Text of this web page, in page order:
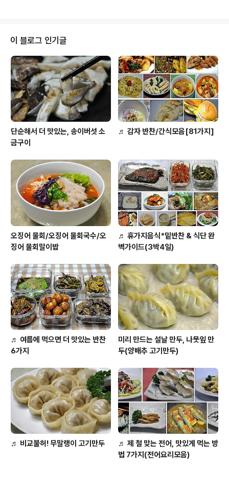
은소금2분의1티스푼, 녹말가루 3~4수저) 마늘쫑은 양족
끝을 잘라버리고, 대략 5센치정도의 길이로 자른다. 냉동
실에서 꺼낸 닭가슴살이 반정도 녹으면 마늘쫑과 비슷한
길이로 채를 썰어 양념하였다가 전분가루를 넣어 무친다.
팬에 기름을 두루고 닭살을 먼저 볶아서 익혀 따로 담아두
고, 마늘쫑은 팬에 기..
이 블로그 인기글
단순해서 더 맛있는, 송이버섯 소
금구이
♬ 감자 반찬/간식모음[81가지]
오징어 물회/오징어 물회국수/오
징어 물회말이밥
♬ 휴가지음식*밑반찬 & 식단 완
벽가이드(3박4일)
♬ 여름에 먹으면 더 맛있는 반찬
6가지
미리 만드는 설날 만두, 나뭇잎 만
두(양배추 고기만두)
♬ 비교불허! 무말랭이 고기만두
♬ 제 철 맞는 전어, 맛있게 먹는 방
법 7가지(전어요리모음)